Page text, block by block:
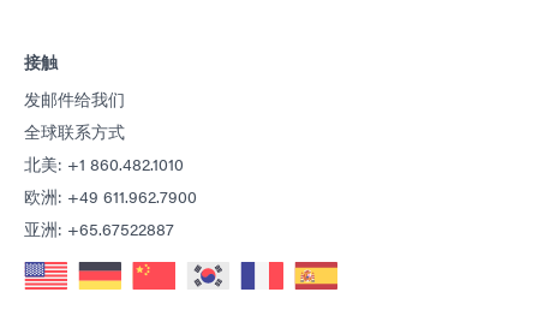
接触
发邮件给我们
全球联系方式
北美: +1 860.482.1010
欧洲: +49 611.962.7900
亚洲: +65.67522887